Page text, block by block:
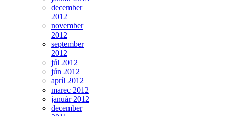
december
2012
november
2012
september
2012
júl 2012
jún 2012
apríl 2012
marec 2012
január 2012
december